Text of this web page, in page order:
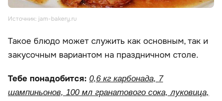
Источник: jam-bakery.ru
Такое блюдо может служить как основным, так и
закусочным вариантом на праздничном столе.
Тебе понадобится: 0,6 кг карбонада, 7
шампиньонов, 100 мл гранатового сока, луковица,